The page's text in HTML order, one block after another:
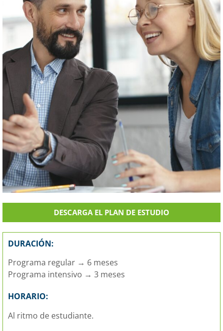
DESCARGA EL PLAN DE ESTUDIO
DURACIÓN:
Programa regular → 6 meses
Programa intensivo → 3 meses
HORARIO:
Al ritmo de estudiante.